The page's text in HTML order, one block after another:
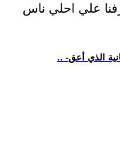
علي احلي ناس
الذي أعق